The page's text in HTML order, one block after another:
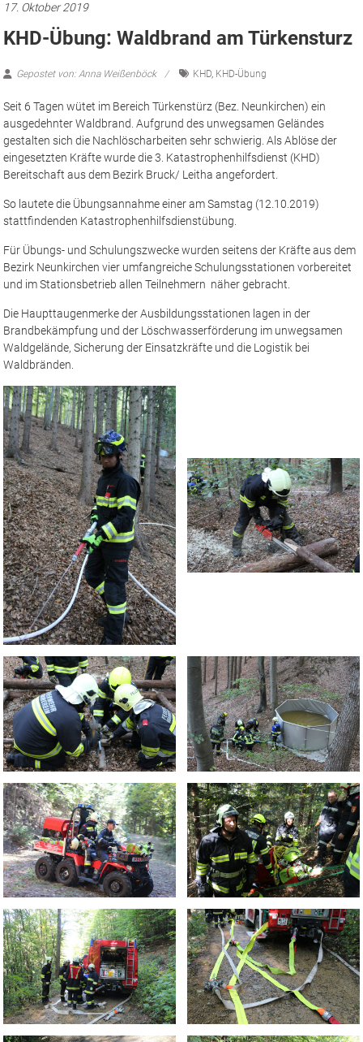
17. Oktober 2019
KHD-Übung: Waldbrand am Türkensturz
Gepostet von: Anna Weißenböck KHD, KHD-Übung
Seit 6 Tagen wütet im Bereich Türkenstürz (Bez. Neunkirchen) ein
ausgedehnter Waldbrand. Aufgrund des unwegsamen Geländes
gestalten sich die Nachlöscharbeiten sehr schwierig. Als Ablöse der
eingesetzten Kräfte wurde die 3. Katastrophenhilfsdienst (KHD)
Bereitschaft aus dem Bezirk Bruck/ Leitha angefordert.
So lautete die Übungsannahme einer am Samstag (12.10.2019)
stattfindenden Katastrophenhilfsdienstübung.
Für Übungs- und Schulungszwecke wurden seitens der Kräfte aus dem
Bezirk Neunkirchen vier umfangreiche Schulungsstationen vorbereitet
und im Stationsbetrieb allen Teilnehmern näher gebracht.
Die Haupttaugenmerke der Ausbildungsstationen lagen in der
Brandbekämpfung und der Löschwasserförderung im unwegsamen
Waldgelände, Sicherung der Einsatzkräfte und die Logistik bei
Waldbränden.